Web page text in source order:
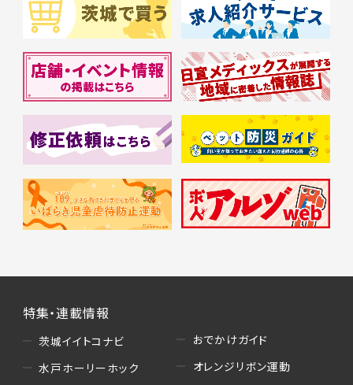
特集・連載情報
茨城イイトコナビ
水戸ホーリーホック
おでかけガイド
オレンジリボン運動